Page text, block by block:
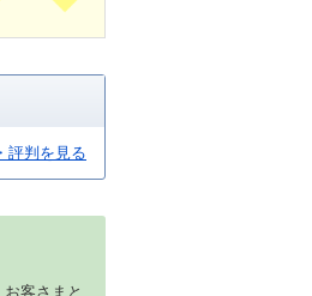
評判を見る
客さまと